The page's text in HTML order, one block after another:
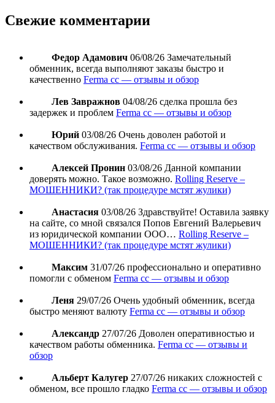
Свежие комментарии
Федор Адамович 06/08/26 Замечательный
обменник, всегда выполняют заказы быстро и
качественно Ferma cc — отзывы и обзор
Лев Завражнов 04/08/26 сделка прошла без
задержек и проблем Ferma cc — отзывы и обзор
Юрий 03/08/26 Очень доволен работой и
качеством обслуживания. Ferma cc — отзывы и обзор
Алексей Пронин 03/08/26 Данной компании
доверять можно. Такое возможно. Rolling Reserve –
МОШЕННИКИ? (так процедуре мстят жулики)
Анастасия 03/08/26 Здравствуйте! Оставила заявку
на сайте, со мной связался Попов Евгений Валерьевич
из юридической компании ООО… Rolling Reserve –
МОШЕННИКИ? (так процедуре мстят жулики)
Максим 31/07/26 профессионально и оперативно
помогли с обменом Ferma cc — отзывы и обзор
Леня 29/07/26 Очень удобный обменник, всегда
быстро меняют валюту Ferma cc — отзывы и обзор
Александр 27/07/26 Доволен оперативностью и
качеством работы обменника. Ferma cc — отзывы и
обзор
Альберт Калугер 27/07/26 никаких сложностей с
обменом, все прошло гладко Ferma cc — отзывы и обзор